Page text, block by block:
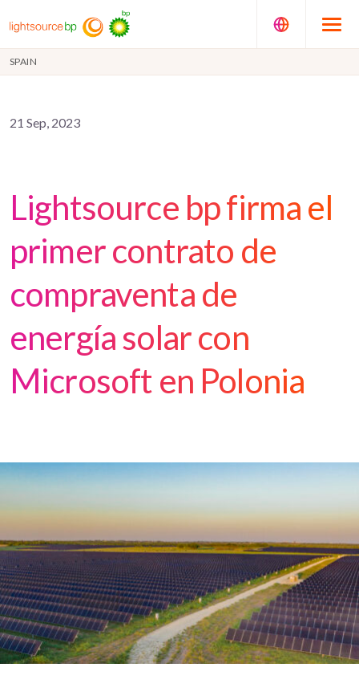
SPAIN
21 Sep, 2023
Lightsource bp firma el
primer contrato de
compraventa de
energía solar con
Microsoft en Polonia